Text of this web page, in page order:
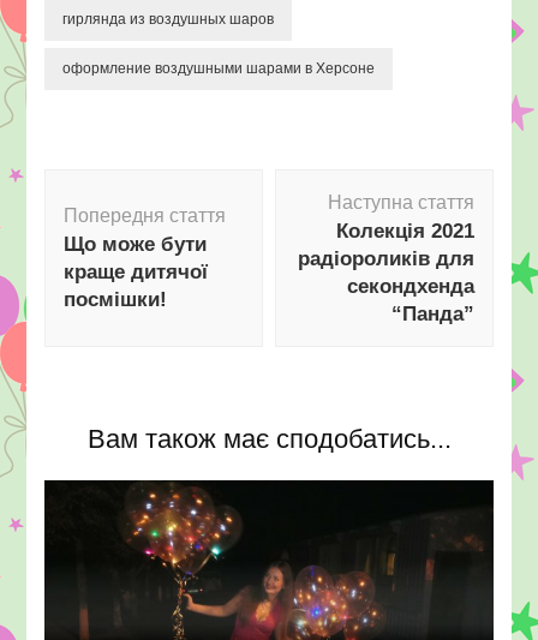
гирлянда из воздушных шаров
оформление воздушными шарами в Херсоне
по
запису
Попередня стаття
Що може бути
краще дитячої
посмішки!
Наступна стаття
Колекція 2021
радіороликів для
секондхенда
“Панда”
Вам також має сподобатись...